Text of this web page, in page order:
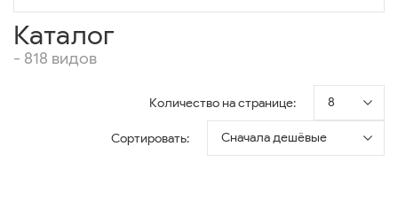
Каталог
- 818 видов
Количество на странице: 8
Сортировать: Сначала дешёвые